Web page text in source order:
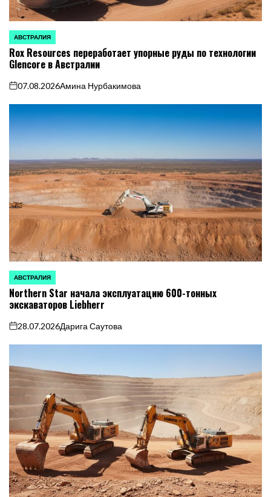
ОПУБЛИКОВАНО
В
АВСТРАЛИЯ
Rox Resources переработает упорные руды по технологии
Glencore в Австралии
on
07.08.2026Амина Нурбакимова
ОПУБЛИКОВАНО
В
АВСТРАЛИЯ
Northern Star начала эксплуатацию 600-тонных
экскаваторов Liebherr
on
28.07.2026Дарига Саутова